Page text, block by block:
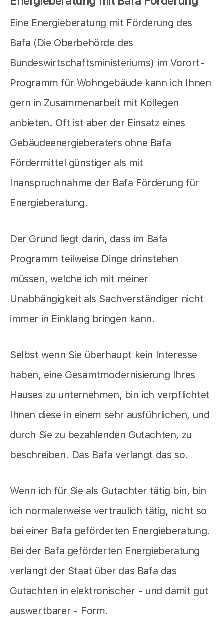
Eine Energieberatung mit Förderung des
Bafa (Die Oberbehörde des
Bundeswirtschaftsministeriums) im Vorort-
Programm für Wohngebäude kann ich Ihnen
gern in Zusammenarbeit mit Kollegen
anbieten. Oft ist aber der Einsatz eines
Gebäudeenergieberaters ohne Bafa
Fördermittel günstiger als mit
Inanspruchnahme der Bafa Förderung für
Energieberatung.
Der Grund liegt darin, dass im Bafa
Programm teilweise Dinge drinstehen
müssen, welche ich mit meiner
Unabhängigkeit als Sachverständiger nicht
immer in Einklang bringen kann.
Selbst wenn Sie überhaupt kein Interesse
haben, eine Gesamtmodernisierung Ihres
Hauses zu unternehmen, bin ich verpflichtet
Ihnen diese in einem sehr ausführlichen, und
durch Sie zu bezahlenden Gutachten, zu
beschreiben. Das Bafa verlangt das so.
Wenn ich für Sie als Gutachter tätig bin, bin
ich normalerweise vertraulich tätig, nicht so
bei einer Bafa geförderten Energieberatung.
Bei der Bafa geförderten Energieberatung
verlangt der Staat über das Bafa das
Gutachten in elektronischer - und damit gut
auswertbarer - Form.